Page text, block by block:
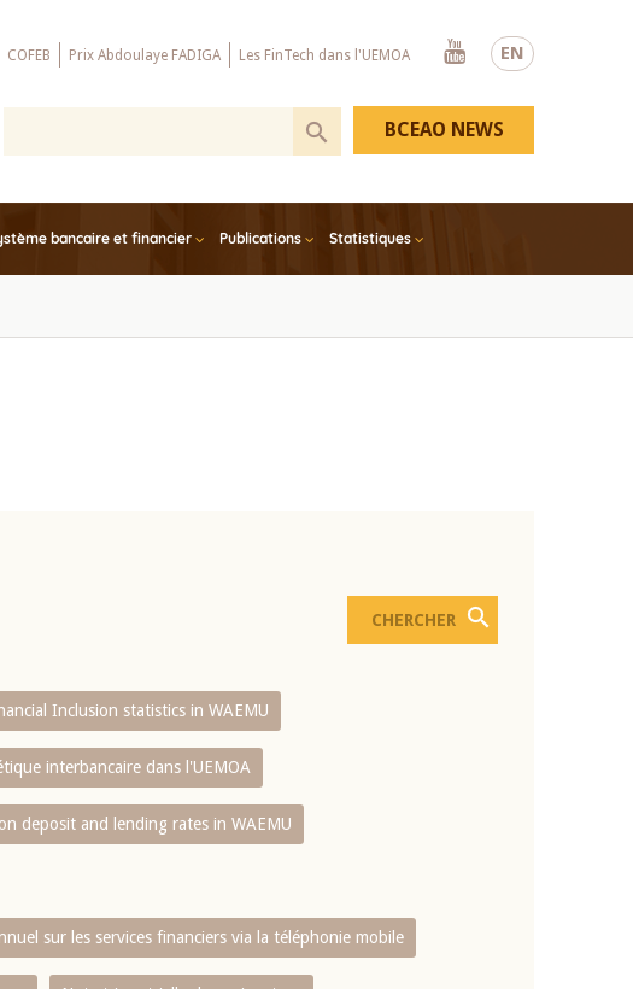
EN
COFEB Prix Abdoulaye FADIGA Les FinTech dans l'UEMOA
Youtube
bancaire et financier Publications Statistiques
BCEAO NEWS
Inclusion statistics in WAEMU
interbancaire dans l'UEMOA
deposit and lending rates in WAEMU
sur les services financiers via la téléphonie mobile